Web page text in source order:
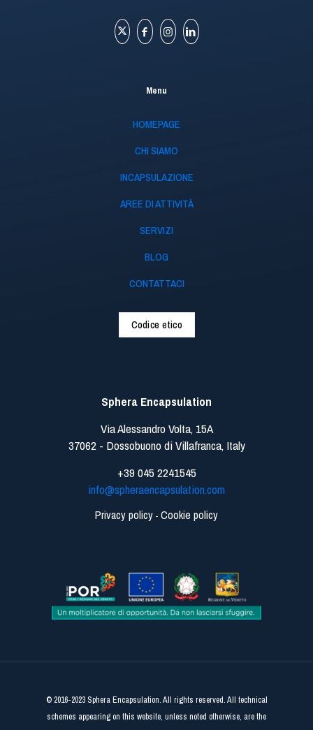
Menu
HOMEPAGE
CHI SIAMO
INCAPSULAZIONE
AREE DI ATTIVITÀ
SERVIZI
BLOG
CONTATTACI
Codice etico
Sphera Encapsulation
Via Alessandro Volta, 15A
37062 - Dossobuono di Villafranca, Italy
+39 045 2241545
info@spheraencapsulation.com
Privacy policy - Cookie policy
© 2016-2023 Sphera Encapsulation. All rights reserved. All technical
schemes appearing on this website, unless noted otherwise, are the